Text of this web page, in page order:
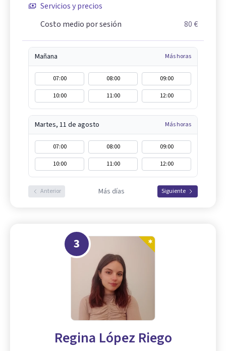
Servicios y precios
Costo medio por sesión
80 €
Mañana Más horas
07:00 08:00
09:00
10:00
11:00 12:00
Martes, 11 de agosto Más horas
07:00 08:00
09:00
10:00
11:00 12:00
Anterior Más días Siguiente
3
Regina López Riego